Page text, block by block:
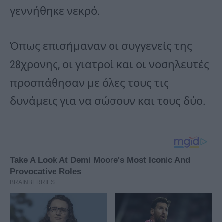
γεννήθηκε νεκρό.
Όπως επισήμαναν οι συγγενείς της
28χρονης, οι γιατροί και οι νοσηλευτές
προσπάθησαν με όλες τους τις
δυνάμεις για να σώσουν και τους δύο.